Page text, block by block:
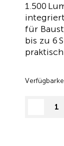
1.500
für
bis zu 6